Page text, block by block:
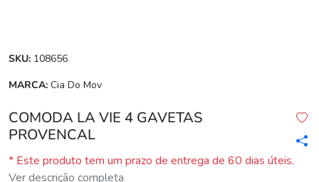
SKU: 108656
MARCA: Cia Do Mov
COMODA LA VIE 4 GAVETAS
PROVENCAL
* Este produto tem um prazo de entrega de 60 dias úteis.
Ver descrição completa